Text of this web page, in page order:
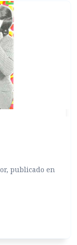
publicado en